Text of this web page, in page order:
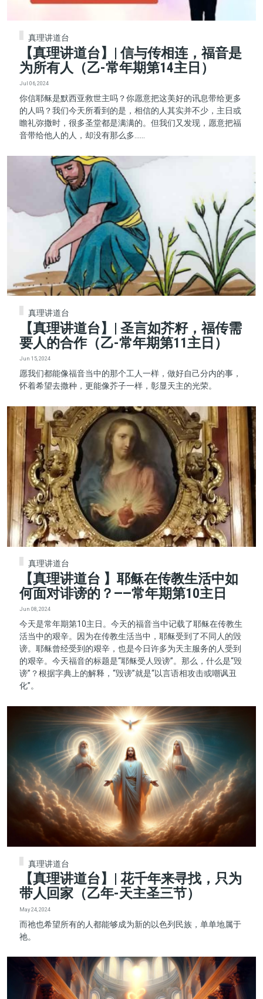
真理讲道台
【真理讲道台】| 信与传相连，福音是
为所有人（乙-常年期第14主日）
Jul 06, 2024
你信耶稣是默西亚救世主吗？你愿意把这美好的讯息带给更多
的人吗？我们今天所看到的是，相信的人其实并不少，主日或
瞻礼弥撒时，很多圣堂都是满满的。但我们又发现，愿意把福
音带给他人的人，却没有那么多......
真理讲道台
【真理讲道台】| 圣言如芥籽，福传需
要人的合作（乙-常年期第11主日）
Jun 15, 2024
愿我们都能像福音当中的那个工人一样，做好自己分内的事，
怀着希望去撒种，更能像芥子一样，彰显天主的光荣。
真理讲道台
【真理讲道台 】耶稣在传教生活中如
何面对诽谤的？——常年期第10主日
Jun 08, 2024
今天是常年期第10主日。今天的福音当中记载了耶稣在传教生
活当中的艰辛。因为在传教生活当中，耶稣受到了不同人的毁
谤。耶稣曾经受到的艰辛，也是今日许多为天主服务的人受到
的艰辛。今天福音的标题是“耶稣受人毁谤”。那么，什么是“毁
谤”？根据字典上的解释，“毁谤”就是“以言语相攻击或嘲讽丑
化”。
真理讲道台
【真理讲道台】| 花千年来寻找，只为
带人回家（乙年-天主圣三节）
May 24, 2024
而祂也希望所有的人都能够成为新的以色列民族，单单地属于
祂。